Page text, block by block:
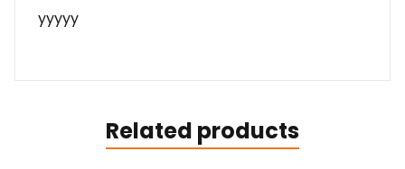
yyyyy
Related products